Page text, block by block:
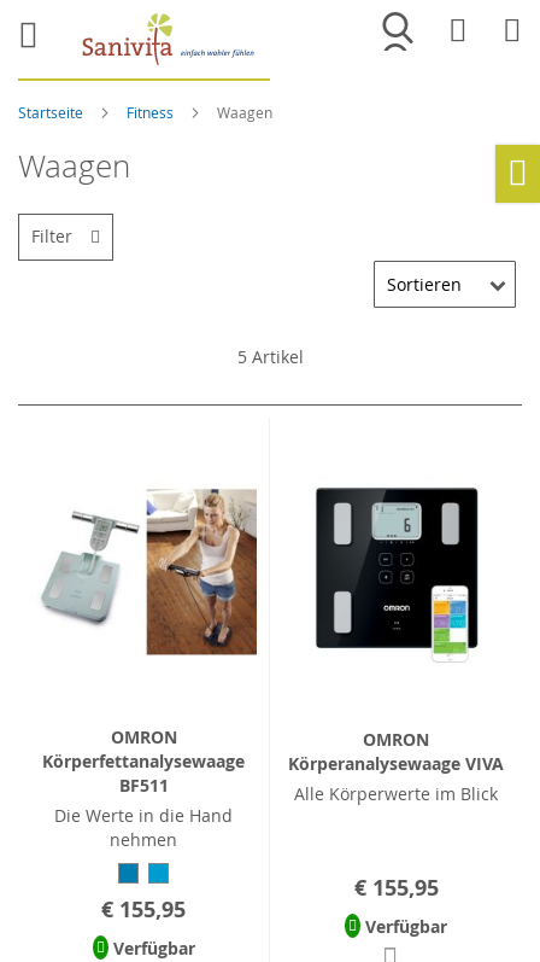
Merkliste
Startseite Fitness Waagen
Waagen
5Artikel
OMRON
Körperfettanalysewaage
BF511
Die Werte in die Hand
nehmen
€ 155,95
Verfügbar
OMRON
Körperanalysewaage VIVA
Alle Körperwerte im Blick
€ 155,95
Verfügbar
Filter